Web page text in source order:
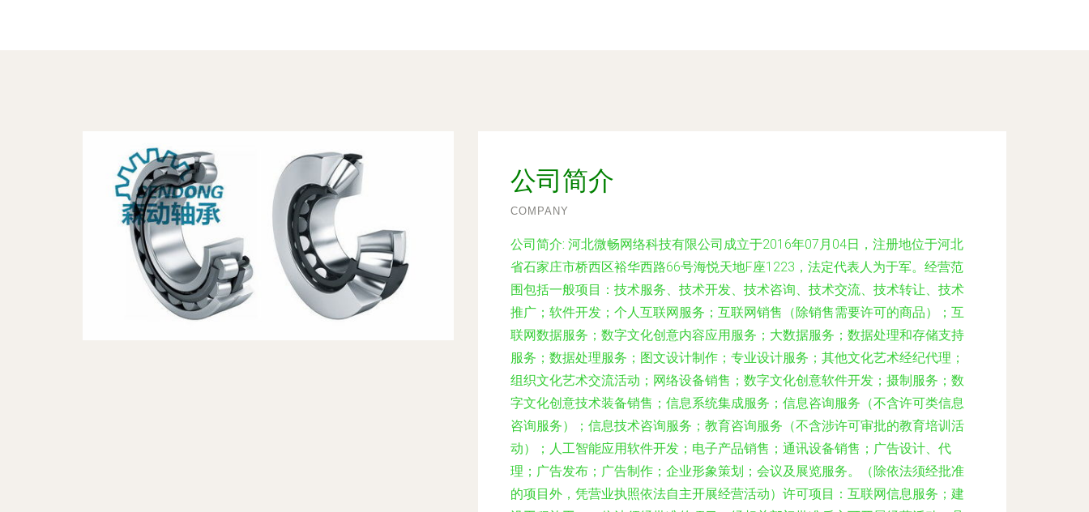
公司简介
COMPANY
公司简介: 河北微畅网络科技有限公司成立于2016年07月04日，注册地位于河北
省石家庄市桥西区裕华西路66号海悦天地F座1223，法定代表人为于军。经营范
围包括一般项目：技术服务、技术开发、技术咨询、技术交流、技术转让、技术
推广；软件开发；个人互联网服务；互联网销售（除销售需要许可的商品）；互
联网数据服务；数字文化创意内容应用服务；大数据服务；数据处理和存储支持
服务；数据处理服务；图文设计制作；专业设计服务；其他文化艺术经纪代理；
组织文化艺术交流活动；网络设备销售；数字文化创意软件开发；摄制服务；数
字文化创意技术装备销售；信息系统集成服务；信息咨询服务（不含许可类信息
咨询服务）；信息技术咨询服务；教育咨询服务（不含涉许可审批的教育培训活
动）；人工智能应用软件开发；电子产品销售；通讯设备销售；广告设计、代
理；广告发布；广告制作；企业形象策划；会议及展览服务。（除依法须经批准
的项目外，凭营业执照依法自主开展经营活动）许可项目：互联网信息服务；建